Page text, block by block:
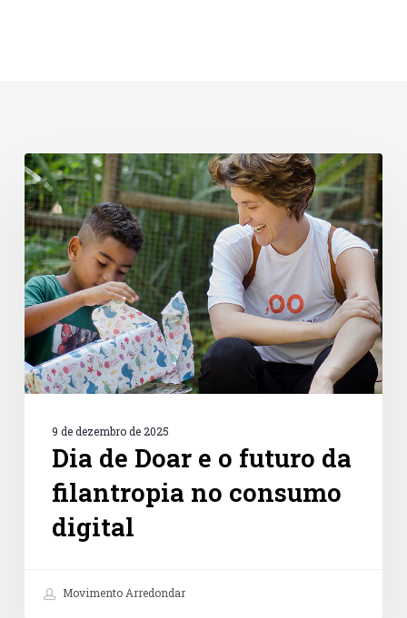
Dia
de
Doar
e
o
futuro
da
filantropia
no
consumo
digital
9 de dezembro de 2025
Dia de Doar e o futuro da
filantropia no consumo
digital
Movimento Arredondar